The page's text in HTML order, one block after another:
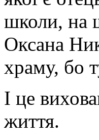
школи, на
Оксана
храму, бо
І це
життя.